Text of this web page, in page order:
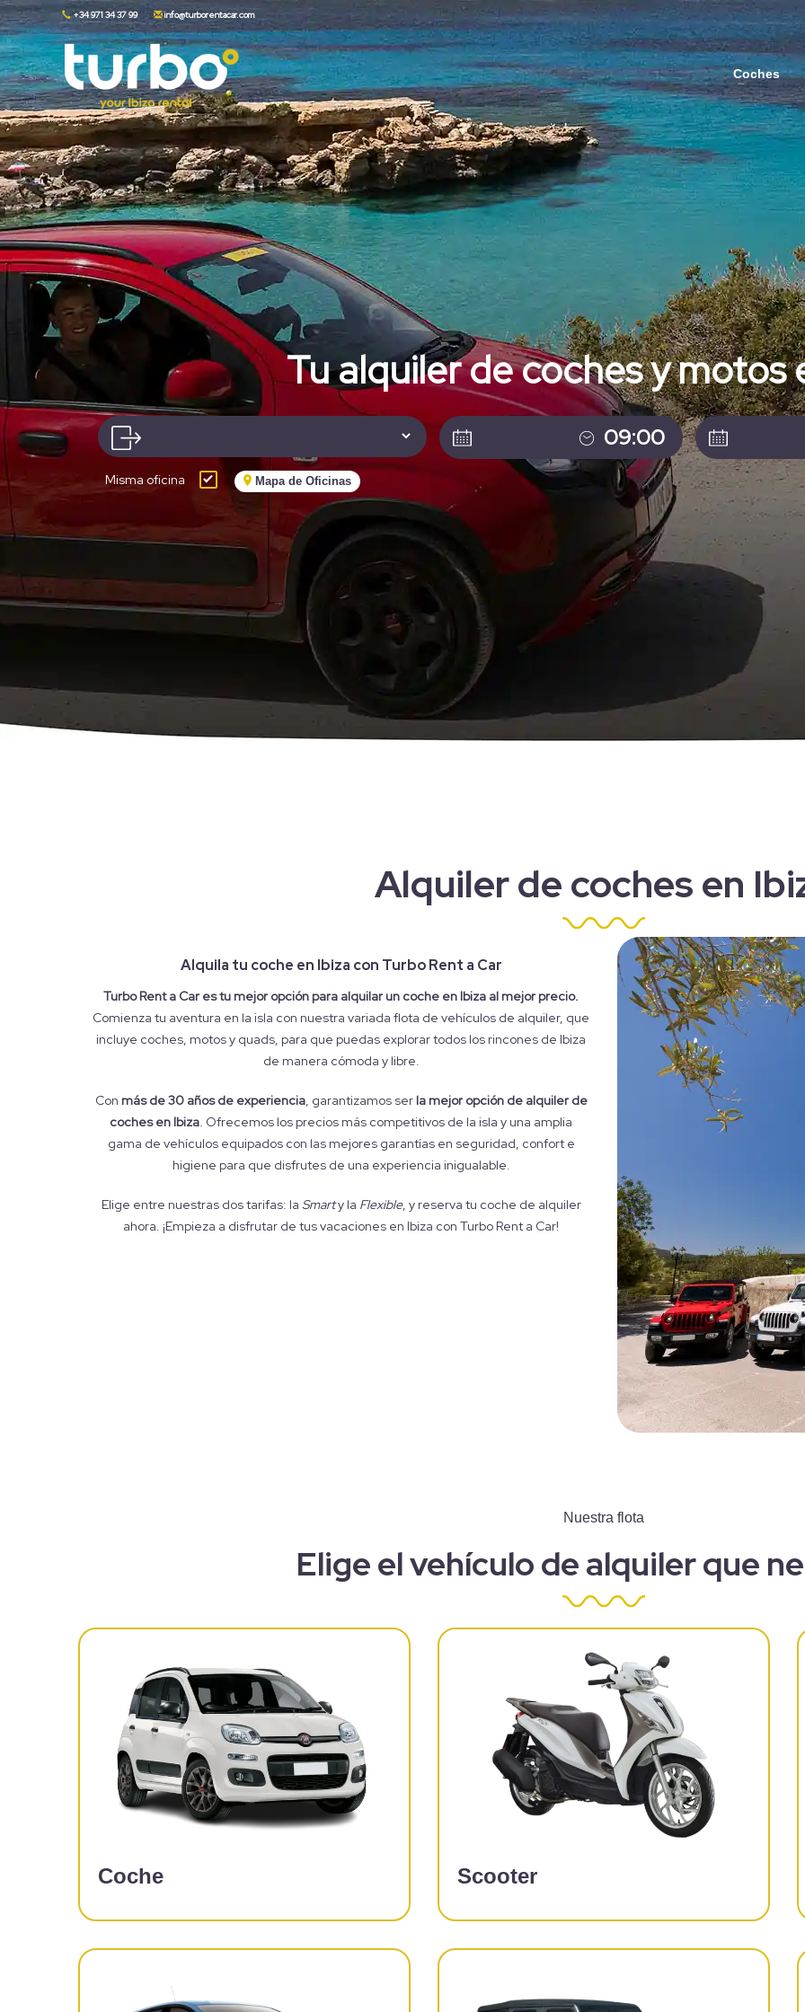
+34 971 34 37 99 info@turborentacar.com
Coches
Tu alquiler de coches y motos
Misma oficina Mapa de Oficinas
Alquiler de coches en
Alquila tu coche en Ibiza con Turbo Rent a Car
Turbo Rent a Car es tu mejor opción para alquilar un coche en Ibiza al mejor precio.
Comienza tu aventura en la isla con nuestra variada flota de vehículos de alquiler, que
incluye coches, motos y quads, para que puedas explorar todos los rincones de Ibiza
de manera cómoda y libre.
Con más de 30 años de experiencia, garantizamos ser la mejor opción de alquiler de
coches en Ibiza. Ofrecemos los precios más competitivos de la isla y una amplia
gama de vehículos equipados con las mejores garantías en seguridad, confort e
higiene para que disfrutes de una experiencia inigualable.
Elige entre nuestras dos tarifas: la Smarty la Flexible, y reserva tu coche de alquiler
ahora. ¡Empieza a disfrutar de tus vacaciones en Ibiza con Turbo Rent a Car!
Nuestra flota
Elige el vehículo de alquiler que
Coche Scooter